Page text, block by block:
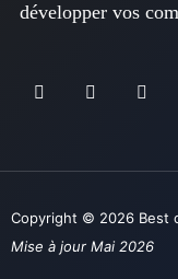
développer vos
Copyright © 2026 Best
Mise à jour Mai 2026